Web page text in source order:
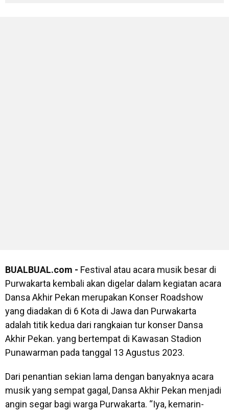
BUALBUAL.com - Festival atau acara musik besar di
Purwakarta kembali akan digelar dalam kegiatan acara
Dansa Akhir Pekan merupakan Konser Roadshow
yang diadakan di 6 Kota di Jawa dan Purwakarta
adalah titik kedua dari rangkaian tur konser Dansa
Akhir Pekan. yang bertempat di Kawasan Stadion
Punawarman pada tanggal 13 Agustus 2023.
Dari penantian sekian lama dengan banyaknya acara
musik yang sempat gagal, Dansa Akhir Pekan menjadi
angin segar bagi warga Purwakarta. “Iya, kemarin-